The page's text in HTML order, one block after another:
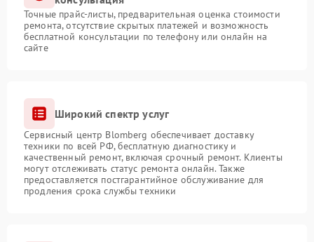
Точные прайс-листы, предварительная оценка стоимости
ремонта, отсутствие скрытых платежей и возможность
бесплатной консультации по телефону или онлайн на
сайте
Широкий спектр услуг
Сервисный центр Blomberg обеспечивает доставку
техники по всей РФ, бесплатную диагностику и
качественный ремонт, включая срочный ремонт. Клиенты
могут отслеживать статус ремонта онлайн. Также
предоставляется постгарантийное обслуживание для
продления срока службы техники